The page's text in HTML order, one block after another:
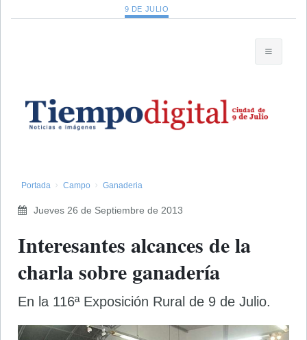
9 DE JULIO
Portada Campo Ganaderia
Jueves 26 de Septiembre de 2013
Interesantes alcances de la
charla sobre ganadería
En la 116ª Exposición Rural de 9 de Julio.